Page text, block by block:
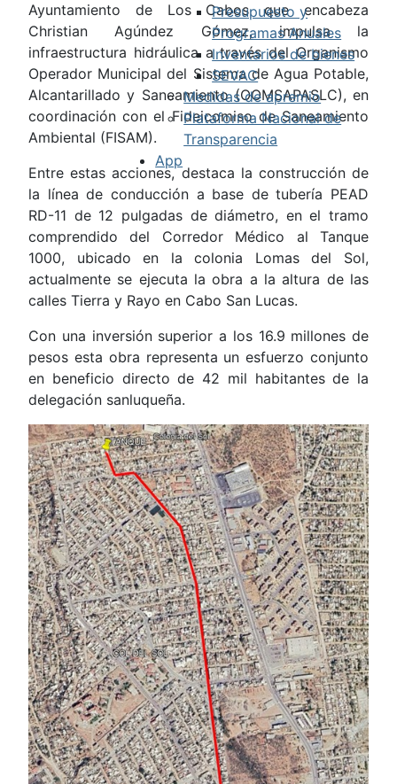
Presupuesto y
Programas Anuales
Inventarios de bienes
SEVAC
Medidas de apremio
Plataforma Nacional de
Transparencia
App
Ayuntamiento de Los Cabos que encabeza
Christian Agúndez Gómez, impulsa la
infraestructura hidráulica a través del Organismo
Operador Municipal del Sistema de Agua Potable,
Alcantarillado y Saneamiento (OOMSAPASLC), en
coordinación con el Fideicomiso de Saneamiento
Ambiental (FISAM).
Entre estas acciones, destaca la construcción de
la línea de conducción a base de tubería PEAD
RD-11 de 12 pulgadas de diámetro, en el tramo
comprendido del Corredor Médico al Tanque
1000, ubicado en la colonia Lomas del Sol,
actualmente se ejecuta la obra a la altura de las
calles Tierra y Rayo en Cabo San Lucas.
Con una inversión superior a los 16.9 millones de
pesos esta obra representa un esfuerzo conjunto
en beneficio directo de 42 mil habitantes de la
delegación sanluqueña.